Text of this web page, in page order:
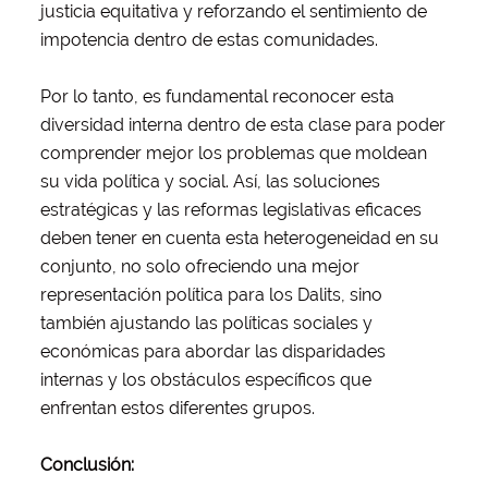
justicia equitativa y reforzando el sentimiento de
impotencia dentro de estas comunidades.
Por lo tanto, es fundamental reconocer esta
diversidad interna dentro de esta clase para poder
comprender mejor los problemas que moldean
su vida política y social. Así, las soluciones
estratégicas y las reformas legislativas eficaces
deben tener en cuenta esta heterogeneidad en su
conjunto, no solo ofreciendo una mejor
representación política para los Dalits, sino
también ajustando las políticas sociales y
económicas para abordar las disparidades
internas y los obstáculos específicos que
enfrentan estos diferentes grupos.
Conclusión: